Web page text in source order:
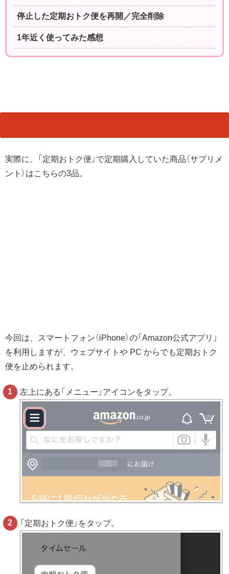
停止した定期おトク便を再開／完全削除
1年近く使ってみた感想
実際に、「定期おトク便」で定期購入していた商品（サプリメ
ント）はこちらの3品。
今回は、スマートフォン（iPhone）の「Amazon公式アプリ」
を利用しますが、ウェブサイトや PC からでも定期おトク
便を止められます。
左上にある「メニュー」アイコンをタップ。
「定期おトク便」をタップ。